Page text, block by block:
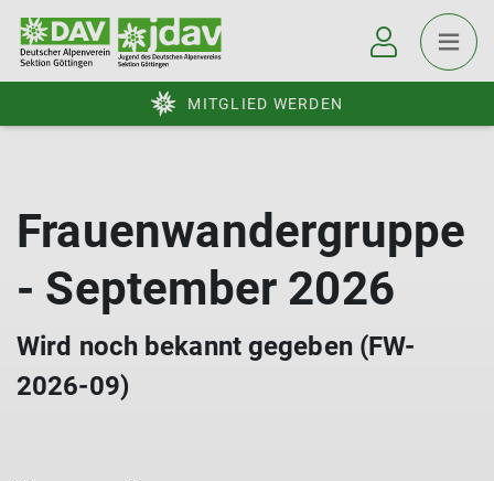
MITGLIED WERDEN
Frauenwandergruppe
- September 2026
Wird noch bekannt gegeben (FW-
2026-09)